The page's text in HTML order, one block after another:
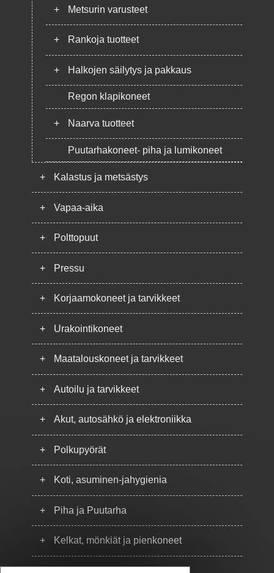
+ Metsurin varusteet
+ Rankoja tuotteet
+ Halkojen säilytys ja pakkaus
Regon klapikoneet
+ Naarva tuotteet
Puutarhakoneet- piha ja lumikoneet
+ Kalastus ja metsästys
+ Vapaa-aika
+ Polttopuut
+ Pressu
+ Korjaamokoneet ja tarvikkeet
+ Urakointikoneet
+ Maatalouskoneet ja tarvikkeet
+ Autoilu ja tarvikkeet
+ Akut, autosähkö ja elektroniikka
+ Polkupyörät
+ Koti, asuminen-jahygienia
+ Piha ja Puutarha
+ Kelkat, mönkiät ja pienkoneet